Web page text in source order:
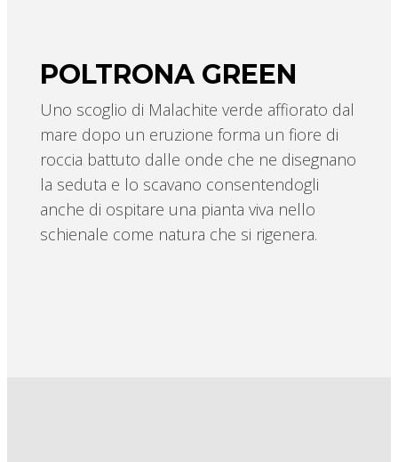
POLTRONA GREEN
Uno scoglio di Malachite verde affiorato dal
mare dopo un eruzione forma un fiore di
roccia battuto dalle onde che ne disegnano
la seduta e lo scavano consentendogli
anche di ospitare una pianta viva nello
schienale come natura che si rigenera.